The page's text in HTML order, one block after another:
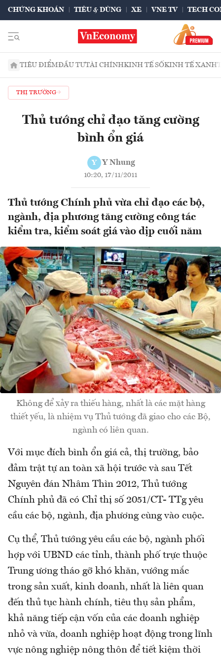
CHỨNG KHOÁN TIÊU & DÙNG XE VNE TV TECH
TIÊU ĐIỂMĐẦU TƯTÀI CHÍNHKINH TẾ SỐKINH TẾ XANH
THỊ TRƯỜNG
Thủ tướng chỉ đạo tăng cường
bình ổn giá
Y Y Nhung
10:20, 17/11/2011
Thủ tướng Chính phủ vừa chỉ đạo các bộ,
ngành, địa phương tăng cường công tác
kiểm tra, kiểm soát giá vào dịp cuối năm
Không để xảy ra thiếu hàng, nhất là các mặt hàng
thiết yếu, là nhiệm vụ Thủ tướng đã giao cho các Bộ,
ngành có liên quan.
Với mục đích bình ổn giá cả, thị trường, bảo
đảm trật tự an toàn xã hội trước và sau Tết
Nguyên đán Nhâm Thìn 2012, Thủ tướng
Chính phủ đã có Chỉ thị số 2051/CT- TTg yêu
cầu các bộ, ngành, địa phương cùng vào cuộc.
Cụ thể, Thủ tướng yêu cầu các bộ, ngành phối
hợp với UBND các tỉnh, thành phố trực thuộc
Trung ương tháo gỡ khó khăn, vướng mắc
trong sản xuất, kinh doanh, nhất là liên quan
đến thủ tục hành chính, tiêu thụ sản phẩm,
khả năng tiếp cận vốn của các doanh nghiệp
nhỏ và vừa, doanh nghiệp hoạt động trong lĩnh
vực nông nghiệp nông thôn để tiết kiệm thời